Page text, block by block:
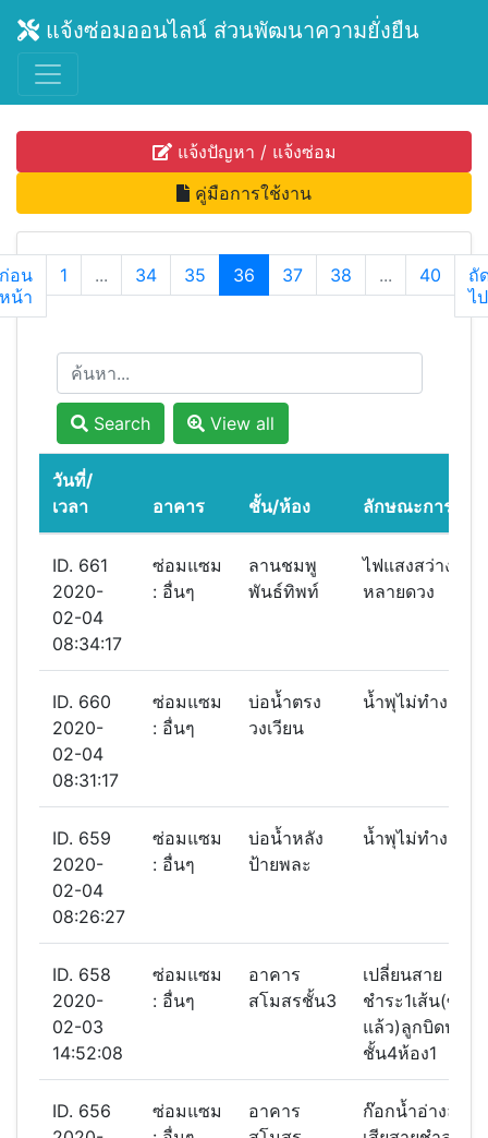
แจ้งซ่อมออนไลน์ ส่วนพัฒนาความยั่งยืน
แจ้งปัญหา / แจ้งซ่อม
คู่มือการใช้งาน
อน
น้า
1 ... 34 35 36 37 38 ... 40
ถั
ไป
Search View all
วันที่/
เวลา
อาคาร ชั้น/ห้อง ลักษณะการชำ
ID. 661
2020-
02-04
08:34:17
ซ่อมแซม
: อื่นๆ
ลานชมพู
พันธ์ทิพท์
ไฟแสงสว่างไม่่
หลายดวง
ID. 660
2020-
02-04
08:31:17
ซ่อมแซม
: อื่นๆ
บ่อน้ำตรง
วงเวียน
น้ำพุไม่ทำงาน
ID. 659
2020-
02-04
08:26:27
ซ่อมแซม
: อื่นๆ
บ่อน้ำหลัง
ป้ายพละ
น้ำพุไม่ทำงาน
ID. 658
2020-
02-03
14:52:08
ซ่อมแซม
: อื่นๆ
อาคาร
สโมสรชั้น3
เปลี่ยนสาย
ชำระ1เส้น(ซ่อม
แล้ว)ลูกบิดประ
ชั้น4ห้อง1
ID. 656
ซ่อมแซม
อาคาร
ก๊อกนํ้าอ่างล้าง